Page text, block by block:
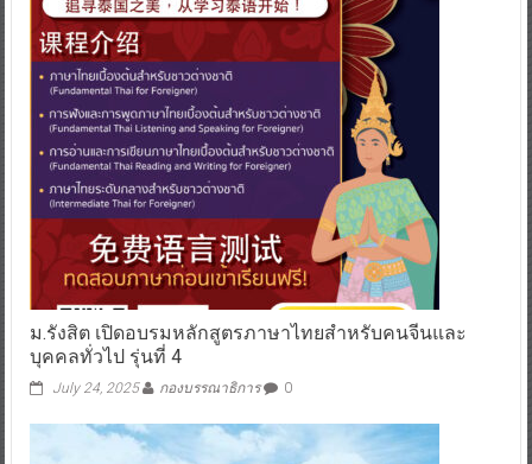
ม.รังสิต เปิดอบรมหลักสูตรภาษาไทยสำหรับคนจีนและ
บุคคลทั่วไป รุ่นที่ 4
July 24, 2025 กองบรรณาธิการ 0